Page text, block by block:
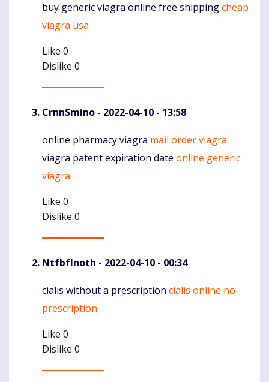
Komentaras
buy generic viagra online free shippingcheap
viagra usa
Like 0
Dislike 0
CrnnSmino - 2022-04-10 - 13:58
Komentaras
online pharmacy viagra mail order viagra
viagra patent expiration date online generic
viagra
Like 0
Dislike 0
NtfbfInoth - 2022-04-10 - 00:34
Komentaras
cialis without a prescription cialis online no
prescription
Like 0
Dislike 0